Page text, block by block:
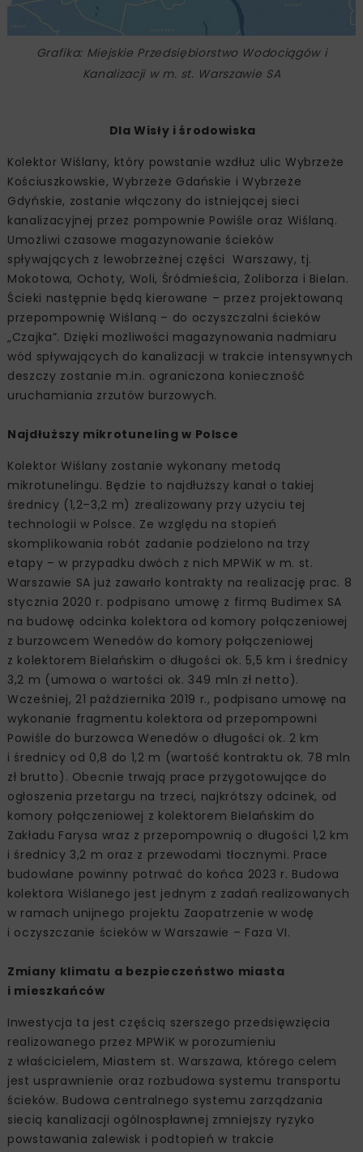
Grafika: Miejskie Przedsiębiorstwo Wodociągów i
Kanalizacji w m. st. Warszawie SA
Dla Wisły i środowiska
Kolektor Wiślany, który powstanie wzdłuż ulic Wybrzeże
Kościuszkowskie, Wybrzeże Gdańskie i Wybrzeże
Gdyńskie, zostanie włączony do istniejącej sieci
kanalizacyjnej przez pompownie Powiśle oraz Wiślaną.
Umożliwi czasowe magazynowanie ścieków
spływających z lewobrzeżnej części Warszawy, tj.
Mokotowa, Ochoty, Woli, Śródmieścia, Żoliborza i Bielan.
Ścieki następnie będą kierowane – przez projektowaną
przepompownię Wiślaną – do oczyszczalni ścieków
„Czajka”. Dzięki możliwości magazynowania nadmiaru
wód spływających do kanalizacji w trakcie intensywnych
deszczy zostanie m.in. ograniczona konieczność
uruchamiania zrzutów burzowych.
Najdłuższy mikrotuneling w Polsce
Kolektor Wiślany zostanie wykonany metodą
mikrotunelingu. Będzie to najdłuższy kanał o takiej
średnicy (1,2–3,2 m) zrealizowany przy użyciu tej
technologii w Polsce. Ze względu na stopień
skomplikowania robót zadanie podzielono na trzy
etapy – w przypadku dwóch z nich MPWiK w m. st.
Warszawie SA już zawarło kontrakty na realizację prac. 8
stycznia 2020 r. podpisano umowę z firmą Budimex SA
na budowę odcinka kolektora od komory połączeniowej
z burzowcem Wenedów do komory połączeniowej
z kolektorem Bielańskim o długości ok. 5,5 km i średnicy
3,2 m (umowa o wartości ok. 349 mln zł netto).
Wcześniej, 21 października 2019 r., podpisano umowę na
wykonanie fragmentu kolektora od przepompowni
Powiśle do burzowca Wenedów o długości ok. 2 km
i średnicy od 0,8 do 1,2 m (wartość kontraktu ok. 78 mln
zł brutto). Obecnie trwają prace przygotowujące do
ogłoszenia przetargu na trzeci, najkrótszy odcinek, od
komory połączeniowej z kolektorem Bielańskim do
Zakładu Farysa wraz z przepompownią o długości 1,2 km
i średnicy 3,2 m oraz z przewodami tłocznymi. Prace
budowlane powinny potrwać do końca 2023 r. Budowa
kolektora Wiślanego jest jednym z zadań realizowanych
w ramach unijnego projektu Zaopatrzenie w wodę
i oczyszczanie ścieków w Warszawie – Faza VI.
Zmiany klimatu a bezpieczeństwo miasta
i mieszkańców
Inwestycja ta jest częścią szerszego przedsięwzięcia
realizowanego przez MPWiK w porozumieniu
z właścicielem, Miastem st. Warszawa, którego celem
jest usprawnienie oraz rozbudowa systemu transportu
ścieków. Budowa centralnego systemu zarządzania
siecią kanalizacji ogólnospławnej zmniejszy ryzyko
powstawania zalewisk i podtopień w trakcie